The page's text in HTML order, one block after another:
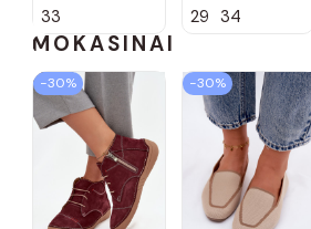
33 29 34
MOKASINAI
−30% −30%